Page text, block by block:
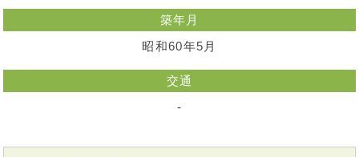
築年月
昭和60年5月
交通
-